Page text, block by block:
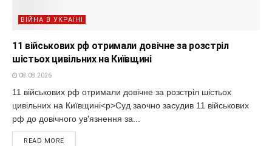
ВІЙНА В УКРАЇНІ
11 військових рф отримали довічне за розстріл
шістьох цивільних на Київщині
08.08.2026
11 військових рф отримали довічне за розстріл шістьох
цивільних на Київщині<p>Суд заочно засудив 11 військових
рф до довічного ув'язнення за...
READ MORE